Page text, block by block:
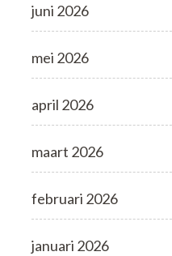
juni 2026
mei 2026
april 2026
maart 2026
februari 2026
januari 2026